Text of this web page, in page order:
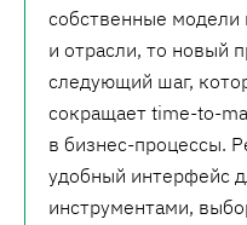
собственные модели
и отрасли, то новый
следующий шаг,
сокращает time-to-
в бизнес-процессы.
удобный интерфейс
инструментами,